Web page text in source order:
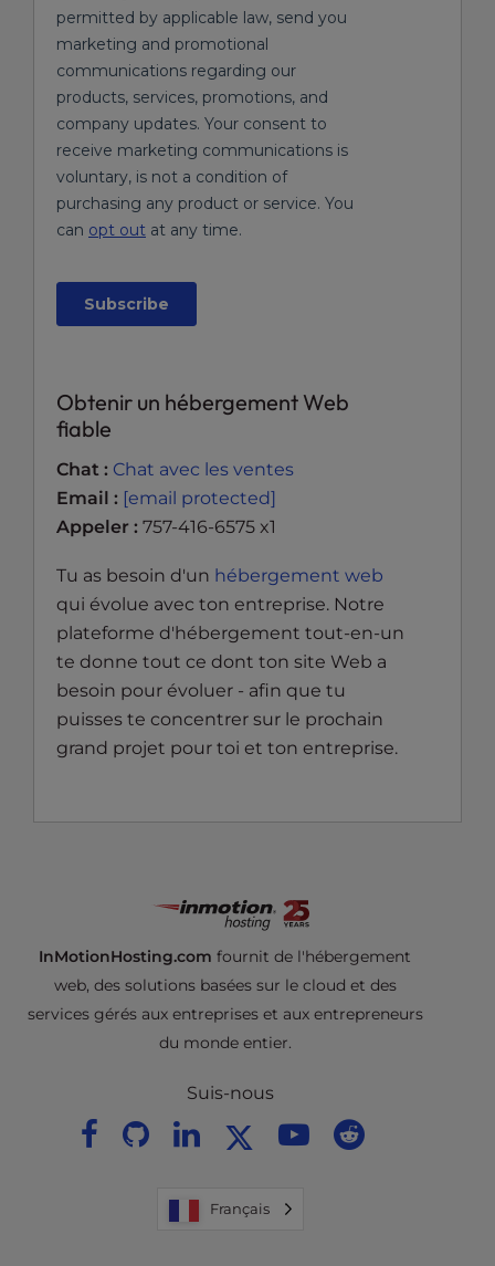
Obtenir un hébergement Web
fiable
Chat : Chat avec les ventes
Email : [email protected]
Appeler : 757-416-6575 x1
Tu as besoin d'un hébergement web
qui évolue avec ton entreprise. Notre
plateforme d'hébergement tout-en-un
te donne tout ce dont ton site Web a
besoin pour évoluer - afin que tu
puisses te concentrer sur le prochain
grand projet pour toi et ton entreprise.
InMotionHosting.com fournit de l'hébergement
web, des solutions basées sur le cloud et des
services gérés aux entreprises et aux entrepreneurs
du monde entier.
Suis-nous
Français